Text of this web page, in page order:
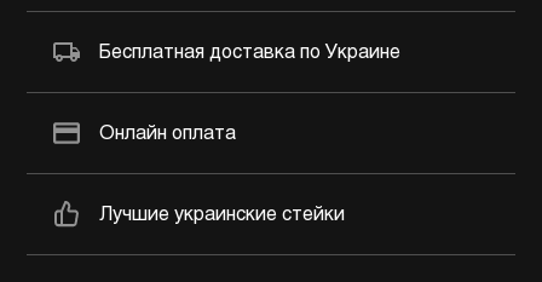
Бесплатная доставка по Украине
Онлайн оплата
Лучшие украинские стейки